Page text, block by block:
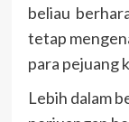
beliau
tetap
para pejuang
Lebih dalam